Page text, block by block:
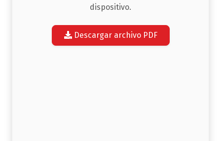
dispositivo.
Descargar archivo PDF